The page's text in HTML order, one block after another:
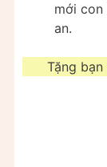
mới con
an.
Tặng bạn